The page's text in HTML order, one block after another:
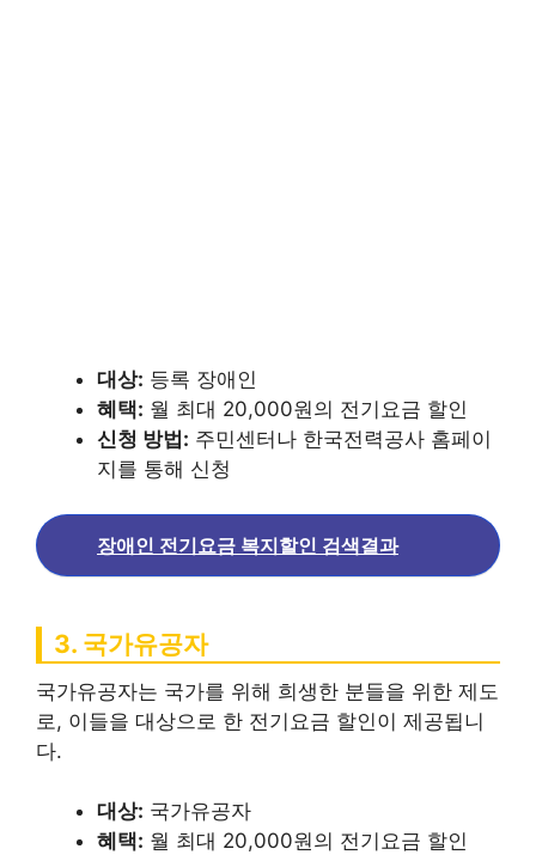
대상: 등록 장애인
혜택: 월 최대 20,000원의 전기요금 할인
신청 방법: 주민센터나 한국전력공사 홈페이
지를 통해 신청
장애인 전기요금 복지할인 검색결과
3. 국가유공자
국가유공자는 국가를 위해 희생한 분들을 위한 제도
로, 이들을 대상으로 한 전기요금 할인이 제공됩니
다.
대상: 국가유공자
혜택: 월 최대 20,000원의 전기요금 할인